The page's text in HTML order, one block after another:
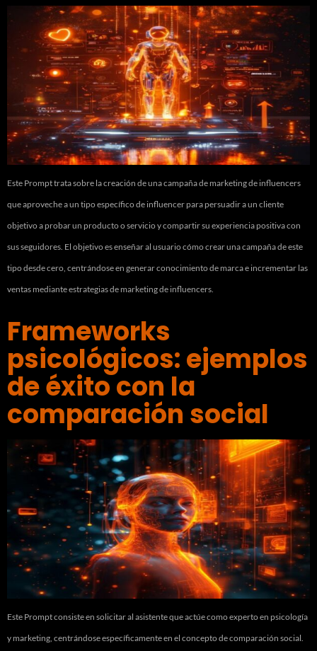
Este Prompt trata sobre la creación de una campaña de marketing de influencers
que aproveche a un tipo específico de influencer para persuadir a un cliente
objetivo a probar un producto o servicio y compartir su experiencia positiva con
sus seguidores. El objetivo es enseñar al usuario cómo crear una campaña de este
tipo desde cero, centrándose en generar conocimiento de marca e incrementar las
ventas mediante estrategias de marketing de influencers.
Frameworks
psicológicos: ejemplos
de éxito con la
comparación social
Este Prompt consiste en solicitar al asistente que actúe como experto en psicología
y marketing, centrándose específicamente en el concepto de comparación social.